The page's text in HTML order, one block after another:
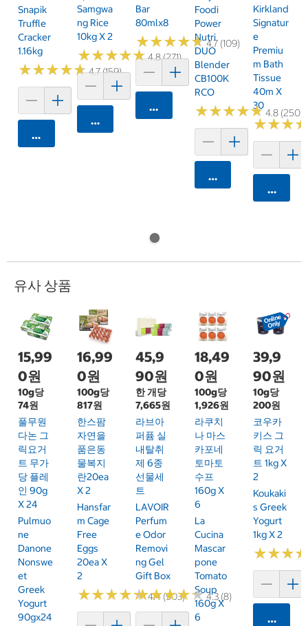
Snapik
Truffle
Cracker
1.16kg
★★★★★
★★★★★4.7 (159)
카트에 담기
Samgwa
Ng Rice
10kg X 2
★★★★★
★★★★★4.8 (271)
카트에 담기
Bar
80mlx8
★★★★★
★★★★★4.7 (109)
카트에 담기
Foodi
Power
Nutri
DUO
Blender
CB100K
RCO
★★★★★
★★★★★4.8 (250)
카트에 담기
Kirkland
Signatur
E
Premiu
M Bath
Tissue
40m X
30
★★★
★★★
카트에
유사 상품
15,99
0원
10g당
74원
풀무원
다논 그
릭요거
트 무가
당 플레
인 90g
X 24
Pulmuo
Ne
Danone
Nonswe
Et
Greek
Yogurt
90gx24
16,99
0원
100g당
817원
한스팜
자연을
품은동
물복지
란20ea
X 2
Hansfar
M Cage
Free
Eggs
20ea X
2
★★★★★
★★★★★4.4 (503)
45,9
90원
한 개당
7,665원
라브아
퍼퓸 실
내탈취
제 6종
선물세
트
LAVOIR
Perfum
E Odor
Removi
Ng Gel
Gift Box
★★★★★
★★★★★4.3 (8)
18,49
0원
100g당
1,926원
라쿠치
나 마스
카포네
토마토
수프
160g X
6
La
Cucina
Mascar
Pone
Tomato
Soup
160g X
6
39,9
90원
10g당
200원
코우카
키스 그
릭 요거
트 1kg X
2
Koukaki
S Greek
Yogurt
1kg X 2
★★★
★★★
카트에